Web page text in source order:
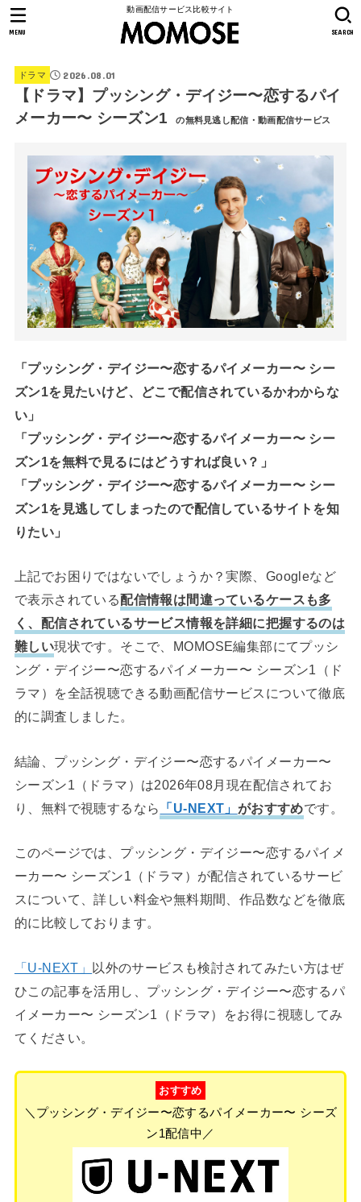
動画配信サービス比較サイト
SEARCH
MENU
ドラマ 2026.08.01
【ドラマ】プッシング・デイジー〜恋するパイ
メーカー〜 シーズン1
の無料見逃し配信・動画配信サービス
「プッシング・デイジー〜恋するパイメーカー〜 シー
ズン1を見たいけど、どこで配信されているかわからな
い」
「プッシング・デイジー〜恋するパイメーカー〜 シー
ズン1を無料で見るにはどうすれば良い？」
「プッシング・デイジー〜恋するパイメーカー〜 シー
ズン1を見逃してしまったので配信しているサイトを知
りたい」
上記でお困りではないでしょうか？実際、Googleなど
で表示されている配信情報は間違っているケースも多
く、配信されているサービス情報を詳細に把握するのは
難しい現状です。そこで、MOMOSE編集部にてプッシ
ング・デイジー〜恋するパイメーカー〜 シーズン1（ド
ラマ）を全話視聴できる動画配信サービスについて徹底
的に調査しました。
結論、プッシング・デイジー〜恋するパイメーカー〜
シーズン1（ドラマ）は2026年08月現在配信されてお
り、無料で視聴するなら
「U-NEXT」 がおすすめです。
このページでは、プッシング・デイジー〜恋するパイメ
ーカー〜 シーズン1（ドラマ）が配信されているサービ
スについて、詳しい料金や無料期間、作品数などを徹底
的に比較しております。
「U-NEXT」 以外のサービスも検討されてみたい方はぜ
ひこの記事を活用し、プッシング・デイジー〜恋するパ
イメーカー〜 シーズン1（ドラマ）をお得に視聴してみ
てください。
おすすめ
＼プッシング・デイジー〜恋するパイメーカー〜 シーズ
ン1配信中／